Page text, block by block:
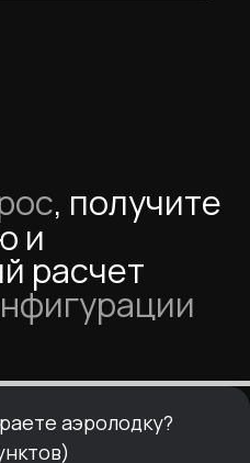
аэролодку?
000 ₽